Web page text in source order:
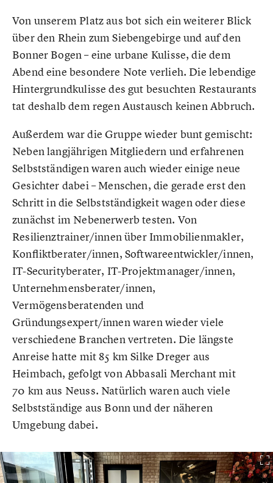
Von unserem Platz aus bot sich ein weiterer Blick
über den Rhein zum Siebengebirge und auf den
Bonner Bogen – eine urbane Kulisse, die dem
Abend eine besondere Note verlieh. Die lebendige
Hintergrundkulisse des gut besuchten Restaurants
tat deshalb dem regen Austausch keinen Abbruch.
Außerdem war die Gruppe wieder bunt gemischt:
Neben langjährigen Mitgliedern und erfahrenen
Selbstständigen waren auch wieder einige neue
Gesichter dabei – Menschen, die gerade erst den
Schritt in die Selbstständigkeit wagen oder diese
zunächst im Nebenerwerb testen. Von
Resilienztrainer/innen über Immobilienmakler,
Konfliktberater/innen, Softwareentwickler/innen,
IT-Securityberater, IT-Projektmanager/innen,
Unternehmensberater/innen,
Vermögensberatenden und
Gründungsexpert/innen waren wieder viele
verschiedene Branchen vertreten. Die längste
Anreise hatte mit 85 km Silke Dreger aus
Heimbach, gefolgt von Abbasali Merchant mit
70 km aus Neuss. Natürlich waren auch viele
Selbstständige aus Bonn und der näheren
Umgebung dabei.